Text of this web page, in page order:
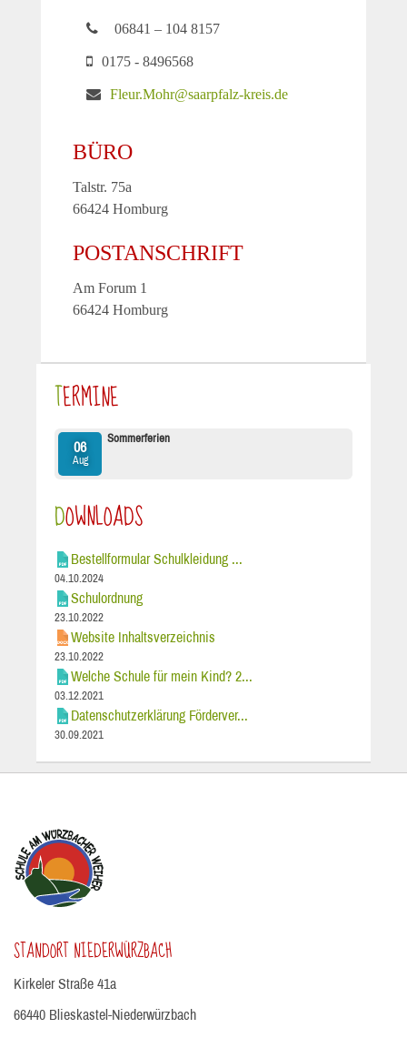
06841 – 104 8157
0175 - 8496568
Fleur.Mohr@saarpfalz-kreis.de
BÜRO
Talstr. 75a
66424 Homburg
POSTANSCHRIFT
Am Forum 1
66424 Homburg
TERMINE
06
Aug
Sommerferien
DOWNLOADS
Bestellformular Schulkleidung ...
04.10.2024
Schulordnung
23.10.2022
Website Inhaltsverzeichnis
23.10.2022
Welche Schule für mein Kind? 2...
03.12.2021
Datenschutzerklärung Förderver...
30.09.2021
STANDORT NIEDERWÜRZBACH
Kirkeler Straße 41a
66440 Blieskastel-Niederwürzbach